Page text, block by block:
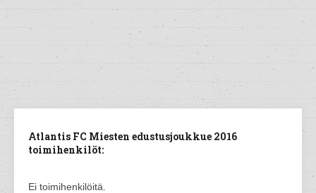
Atlantis FC Miesten edustusjoukkue 2016
toimihenkilöt:
Ei toimihenkilöitä.